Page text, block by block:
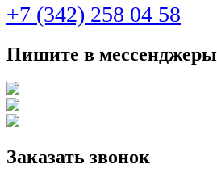
+7 (342) 258 04 58
Пишите в мессенджеры
Заказать звонок